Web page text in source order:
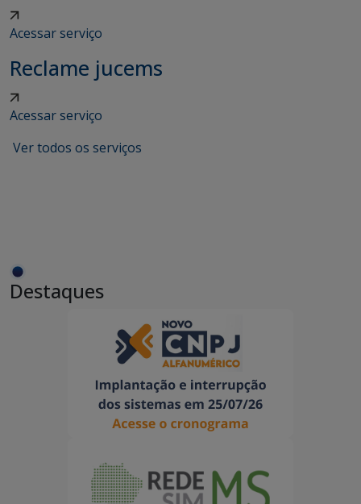
Acessar serviço
Reclame jucems
Acessar serviço
Ver todos os serviços
Destaques